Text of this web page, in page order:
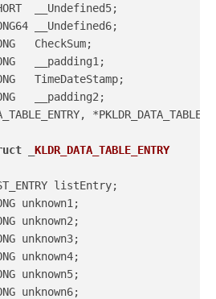
__Undefined5;
__Undefined6;
CheckSum;
__padding1;
TimeDateStamp;
__padding2;
KLDR_DATA_TABLE_ENTRY
listEntry;
unknown1;
unknown2;
unknown3;
unknown4;
unknown5;
unknown6;